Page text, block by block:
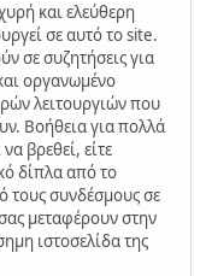
και ελεύθερη
σε αυτό το site.
σε συζητήσεις για
οργανωμένο
λειτουργιών που
Βοήθεια για πολλά
βρεθεί, είτε
δίπλα από το
τους συνδέσμους σε
μεταφέρουν στην
ιστοσελίδα της